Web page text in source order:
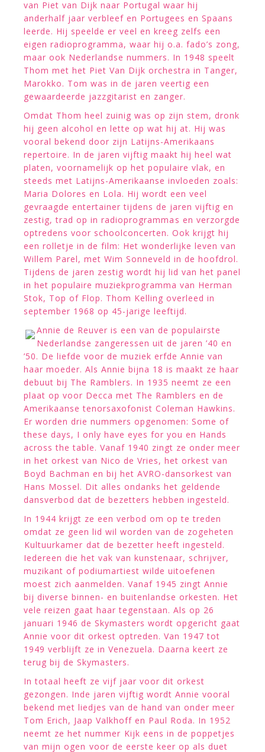
van Piet van Dijk naar Portugal waar hij
anderhalf jaar verbleef en Portugees en Spaans
leerde. Hij speelde er veel en kreeg zelfs een
eigen radioprogramma, waar hij o.a. fado’s zong,
maar ook Nederlandse nummers. In 1948 speelt
Thom met het Piet Van Dijk orchestra in Tanger,
Marokko. Tom was in de jaren veertig een
gewaardeerde jazzgitarist en zanger.
Omdat Thom heel zuinig was op zijn stem, dronk
hij geen alcohol en lette op wat hij at. Hij was
vooral bekend door zijn Latijns-Amerikaans
repertoire. In de jaren vijftig maakt hij heel wat
platen, voornamelijk op het populaire vlak, en
steeds met Latijns-Amerikaanse invloeden zoals:
Maria Dolores en Lola. Hij wordt een veel
gevraagde entertainer tijdens de jaren vijftig en
zestig, trad op in radioprogrammas en verzorgde
optredens voor schoolconcerten. Ook krijgt hij
een rolletje in de film: Het wonderlijke leven van
Willem Parel, met Wim Sonneveld in de hoofdrol.
Tijdens de jaren zestig wordt hij lid van het panel
in het populaire muziekprogramma van Herman
Stok, Top of Flop. Thom Kelling overleed in
september 1968 op 45-jarige leeftijd.
Annie de Reuver is een van de populairste
Nederlandse zangeressen uit de jaren ’40 en
’50. De liefde voor de muziek erfde Annie van
haar moeder. Als Annie bijna 18 is maakt ze haar
debuut bij The Ramblers. In 1935 neemt ze een
plaat op voor Decca met The Ramblers en de
Amerikaanse tenorsaxofonist Coleman Hawkins.
Er worden drie nummers opgenomen: Some of
these days, I only have eyes for you en Hands
across the table. Vanaf 1940 zingt ze onder meer
in het orkest van Nico de Vries, het orkest van
Boyd Bachman en bij het AVRO-dansorkest van
Hans Mossel. Dit alles ondanks het geldende
dansverbod dat de bezetters hebben ingesteld.
In 1944 krijgt ze een verbod om op te treden
omdat ze geen lid wil worden van de zogeheten
Kultuurkamer dat de bezetter heeft ingesteld.
Iedereen die het vak van kunstenaar, schrijver,
muzikant of podiumartiest wilde uitoefenen
moest zich aanmelden. Vanaf 1945 zingt Annie
bij diverse binnen- en buitenlandse orkesten. Het
vele reizen gaat haar tegenstaan. Als op 26
januari 1946 de Skymasters wordt opgericht gaat
Annie voor dit orkest optreden. Van 1947 tot
1949 verblijft ze in Venezuela. Daarna keert ze
terug bij de Skymasters.
In totaal heeft ze vijf jaar voor dit orkest
gezongen. Inde jaren vijftig wordt Annie vooral
bekend met liedjes van de hand van onder meer
Tom Erich, Jaap Valkhoff en Paul Roda. In 1952
neemt ze het nummer Kijk eens in de poppetjes
van mijn ogen voor de eerste keer op als duet